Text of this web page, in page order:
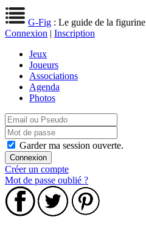
G-Fig : Le guide de la figurine
Connexion | Inscription
Jeux
Joueurs
Associations
Agenda
Photos
Garder ma session ouverte.
Créer un compte
Mot de passe oublié ?